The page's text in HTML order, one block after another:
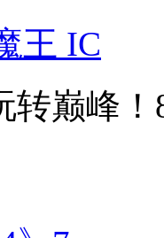
王 IC
转巅峰